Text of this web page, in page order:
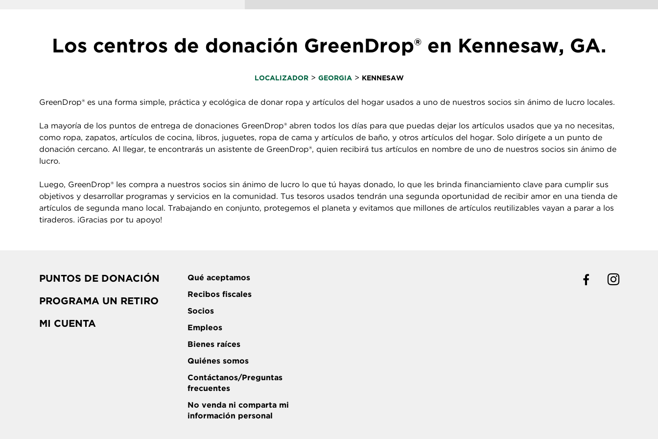
Los centros de donación GreenDrop® en Kennesaw, GA.
LOCALIZADOR> GEORGIA> KENNESAW
GreenDrop® es una forma simple, práctica y ecológica de donar ropa y artículos del hogar usados a uno de nuestros socios sin ánimo de lucro locales.
La mayoría de los puntos de entrega de donaciones GreenDrop® abren todos los días para que puedas dejar los artículos usados que ya no necesitas,
como ropa, zapatos, artículos de cocina, libros, juguetes, ropa de cama y artículos de baño, y otros artículos del hogar. Solo dirígete a un punto de
donación cercano. Al llegar, te encontrarás un asistente de GreenDrop®, quien recibirá tus artículos en nombre de uno de nuestros socios sin ánimo de
lucro.
Luego, GreenDrop® les compra a nuestros socios sin ánimo de lucro lo que tú hayas donado, lo que les brinda financiamiento clave para cumplir sus
objetivos y desarrollar programas y servicios en la comunidad. Tus tesoros usados tendrán una segunda oportunidad de recibir amor en una tienda de
artículos de segunda mano local. Trabajando en conjunto, protegemos el planeta y evitamos que millones de artículos reutilizables vayan a parar a los
tiraderos. ¡Gracias por tu apoyo!
PUNTOS DE DONACIÓN
PROGRAMA UN RETIRO
MI CUENTA
Qué aceptamos
Recibos fiscales
Socios
Empleos
Bienes raíces
Quiénes somos
Contáctanos/Preguntas
frecuentes
No venda ni comparta mi
información personal